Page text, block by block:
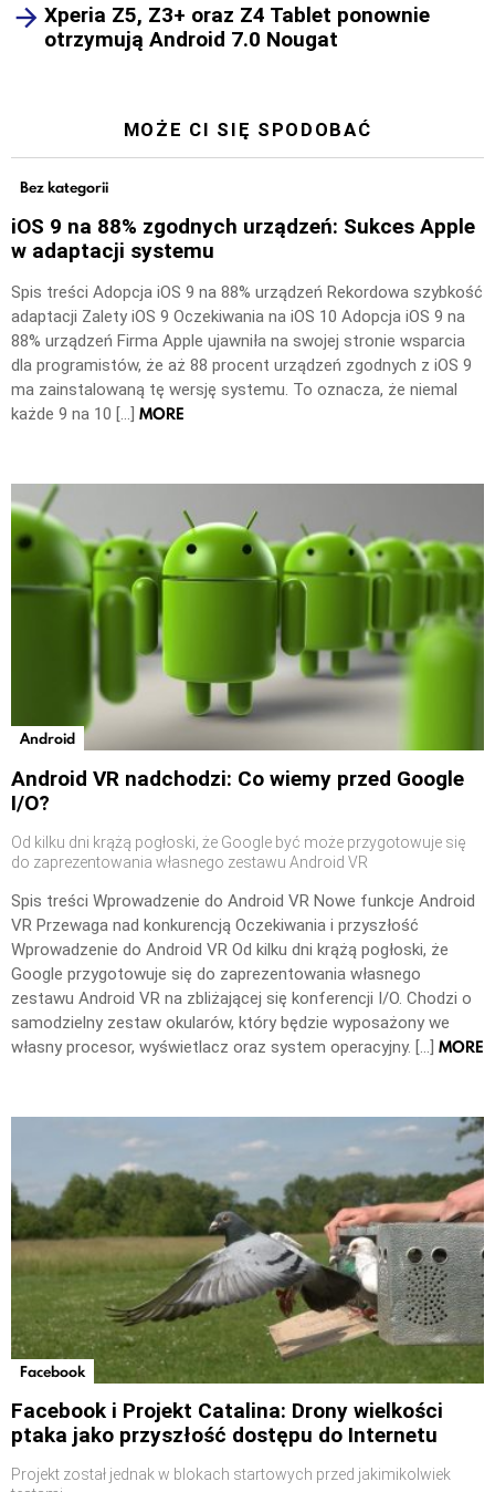
Xperia Z5, Z3+ oraz Z4 Tablet ponownie
otrzymują Android 7.0 Nougat
MOŻE CI SIĘ SPODOBAĆ
Bez kategorii
iOS 9 na 88% zgodnych urządzeń: Sukces Apple
w adaptacji systemu
Spis treści Adopcja iOS 9 na 88% urządzeń Rekordowa szybkość
adaptacji Zalety iOS 9 Oczekiwania na iOS 10 Adopcja iOS 9 na
88% urządzeń Firma Apple ujawniła na swojej stronie wsparcia
dla programistów, że aż 88 procent urządzeń zgodnych z iOS 9
ma zainstalowaną tę wersję systemu. To oznacza, że niemal
każde 9 na 10 […] MORE
Android
Android VR nadchodzi: Co wiemy przed Google
I/O?
Od kilku dni krążą pogłoski, że Google być może przygotowuje się
do zaprezentowania własnego zestawu Android VR
Spis treści Wprowadzenie do Android VR Nowe funkcje Android
VR Przewaga nad konkurencją Oczekiwania i przyszłość
Wprowadzenie do Android VR Od kilku dni krążą pogłoski, że
Google przygotowuje się do zaprezentowania własnego
zestawu Android VR na zbliżającej się konferencji I/O. Chodzi o
samodzielny zestaw okularów, który będzie wyposażony we
własny procesor, wyświetlacz oraz system operacyjny. […] MORE
Facebook
Facebook i Projekt Catalina: Drony wielkości
ptaka jako przyszłość dostępu do Internetu
Projekt został jednak w blokach startowych przed jakimikolwiek